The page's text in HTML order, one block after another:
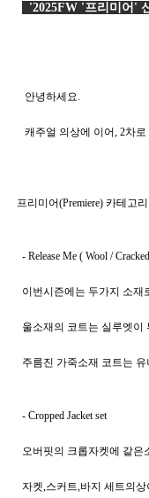
'2025FW '프리미어'
   안녕하세요.
캐주얼 의상에 이어, 2
프리미어(Premiere) 카테고
- Release Me ( Wool /
이번시즌에는 두가지 소
울소재의 코트는 실루엣
주름진 가죽소재 코트는
  - Cropped Jacket set
오버핏의 크롭자켓에 같
자켓,스커트,바지 세트의